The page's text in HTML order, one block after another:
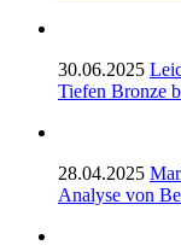
30.06.2025
Tiefen Bronze
28.04.2025
Analyse von